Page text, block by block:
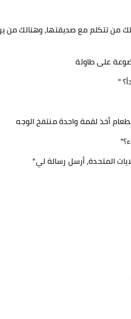
من تتكلم مع صديقتها، وهنالك من
على طاولة
"
أخذ لقمة واحدة منتفخ الوجه
المتحدة، أرسل رسالة لي"